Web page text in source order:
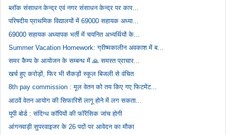
ब्लॉक संसाधन केन्द्र एवं नगर संसाधन केन्द्र पर कार...
परिषदीय प्राथमिक विद्यालयों में 69000 सहायक अध्या...
69000 सहायक अध्यापक भर्ती में चयनित अभ्यर्थियों के...
Summer Vacation Homework: ग्रीष्मकालीन अवकाश में ब...
समर कैम्प के आयोजन के सम्बन्ध में 🙏 समस्त प्राचार...
खर्च हुए करोड़ों, फिर भी सैकड़ों स्कूल बिजली से वंचित
8th pay commission : मूल वेतन को तय किए गए फिटमेंट...
आठवें वेतन आयोग की सिफारिशें लागू होने में लग सकता...
यूपी बोर्ड : संदिग्ध कॉपियों की फॉरेंसिक जांच होगी
आंगनवाड़ी सुपरवाइजर के 26 पदों पर आवेदन का मौका